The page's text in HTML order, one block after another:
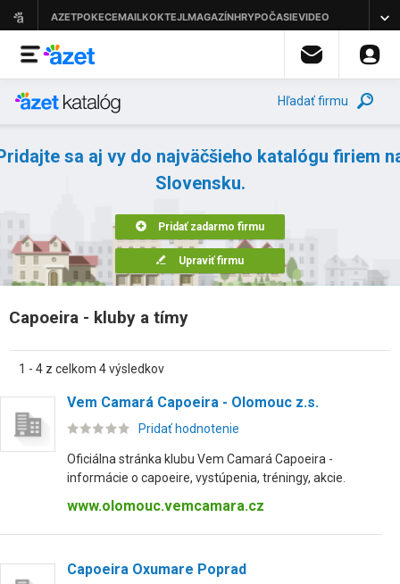
Hľadať firmu
sa aj vy do najväčšieho katalógu firiem
Slovensku.
Pridať zadarmo firmu
Upraviť firmu
Capoeira - kluby a tímy
1 - 4 z celkom 4 výsledkov
Vem Camará Capoeira - Olomouc z.s.
Pridať hodnotenie
Oficiálna stránka klubu Vem Camará Capoeira -
informácie o capoeire, vystúpenia, tréningy, akcie.
www.olomouc.vemcamara.cz
Capoeira Oxumare Poprad